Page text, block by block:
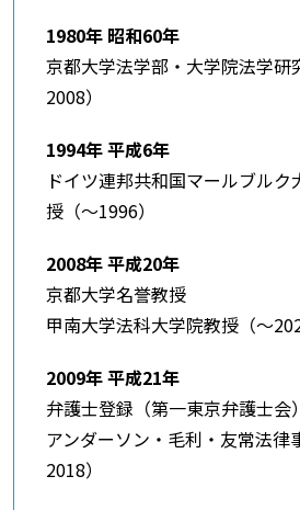
1980年 昭和60年
京都大学法学部・大学院法学研
2008）
1994年 平成6年
ドイツ連邦共和国マールブルク
授（～1996）
2008年 平成20年
京都大学名誉教授
甲南大学法科大学院教授（～
2009年 平成21年
弁護士登録（第一東京弁護士会）
アンダーソン・毛利・友常法律
2018）